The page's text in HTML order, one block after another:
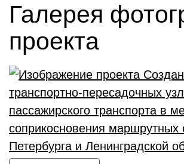
Галерея
проекта